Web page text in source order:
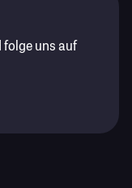
folge uns auf